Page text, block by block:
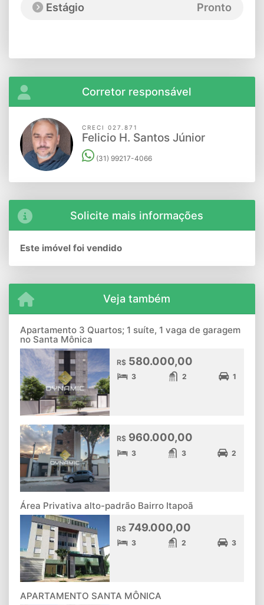
Estágio Pronto
Corretor responsável
CRECI 027.871
Felicio H. Santos Júnior
(31) 99217-4066
Solicite mais informações
Este imóvel foi vendido
Veja também
Apartamento 3 Quartos; 1 suíte, 1 vaga de garagem
no Santa Mônica
R$ 580.000,00
3 2 1
R$ 960.000,00
3 3 2
Área Privativa alto-padrão Bairro Itapoã
R$ 749.000,00
3 2 3
APARTAMENTO SANTA MÔNICA